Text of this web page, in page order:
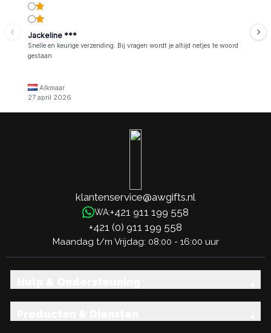
Jackeline ***
Snelle en keurige verzending. Bij vragen wordt je altijd netjes te woord
gestaan
Alkmaar
27 april 2026
klantenservice@awgifts.nl
WA:+421 911 199 558
+421 (0) 911 199 558
Maandag t/m Vrijdag: 08:00 - 16:00 uur